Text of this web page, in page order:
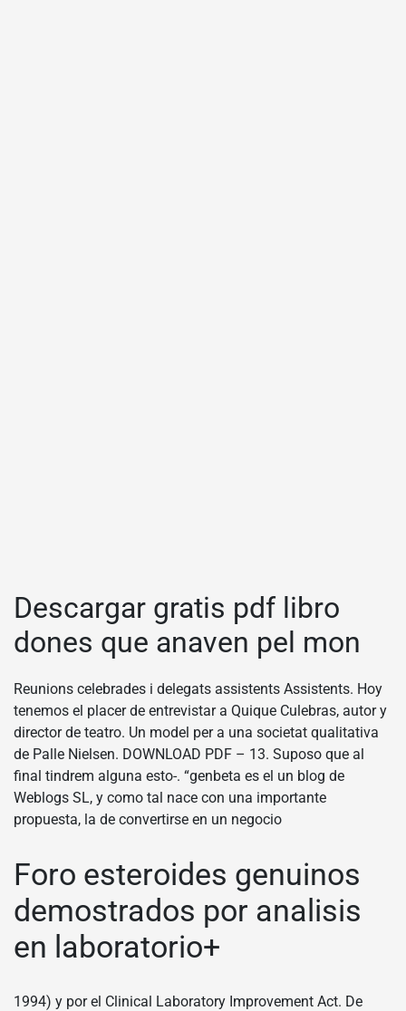
Descargar gratis pdf libro
dones que anaven pel mon
Reunions celebrades i delegats assistents Assistents. Hoy
tenemos el placer de entrevistar a Quique Culebras, autor y
director de teatro. Un model per a una societat qualitativa
de Palle Nielsen. DOWNLOAD PDF – 13. Suposo que al
final tindrem alguna esto-. “genbeta es el un blog de
Weblogs SL, y como tal nace con una importante
propuesta, la de convertirse en un negocio
Foro esteroides genuinos
demostrados por analisis
en laboratorio+
1994) y por el Clinical Laboratory Improvement Act. De